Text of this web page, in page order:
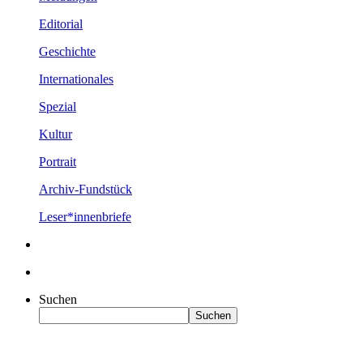
Editorial
Geschichte
Internationales
Spezial
Kultur
Portrait
Archiv-Fundstück
Leser*innenbriefe
Suchen
Suchen